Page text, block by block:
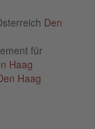
Den
für
Haag
Haag